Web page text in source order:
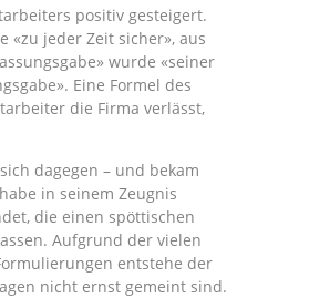
positiv gesteigert.
«zu jeder Zeit sicher», aus
wurde «seiner
Eine Formel des
die Firma verlässt,
dagegen – und bekam
in seinem Zeugnis
die einen spöttischen
Aufgrund der vielen
entstehe der
nicht ernst gemeint sind.